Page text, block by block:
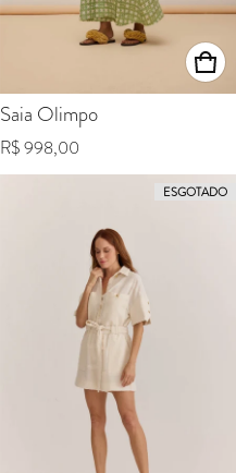
Saia Olimpo
Preço normal
R$ 998,00
ESGOTADO